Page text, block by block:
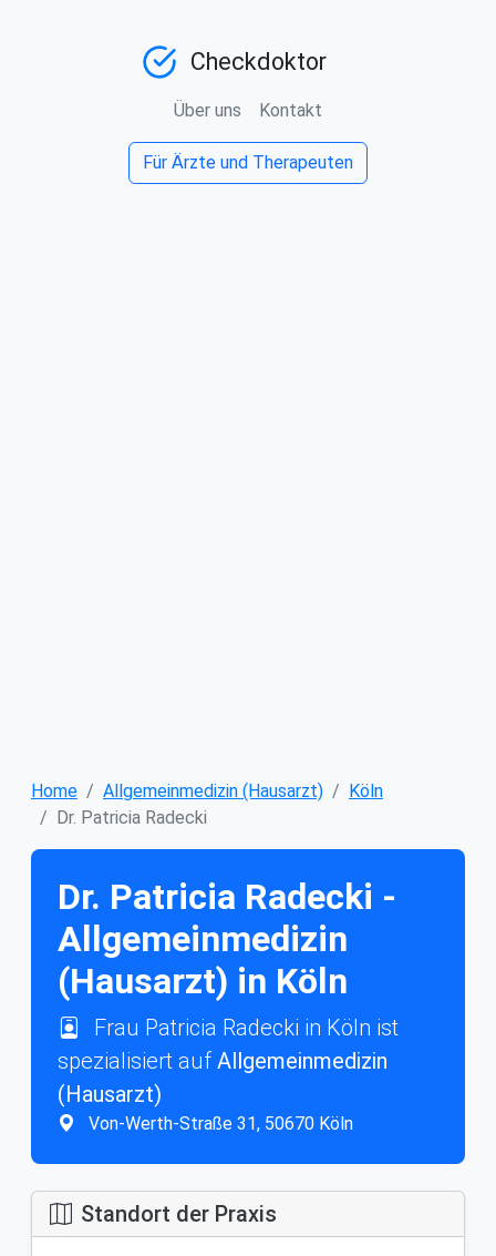
Checkdoktor
Über uns Kontakt
Für Ärzte und Therapeuten
Home Allgemeinmedizin (Hausarzt)
Köln
Dr. Patricia Radecki
Dr. Patricia Radecki -
Allgemeinmedizin
(Hausarzt) in Köln
Frau Patricia Radecki in Köln ist
spezialisiert aufAllgemeinmedizin
(Hausarzt)
Von-Werth-Straße 31, 50670 Köln
Standort der Praxis